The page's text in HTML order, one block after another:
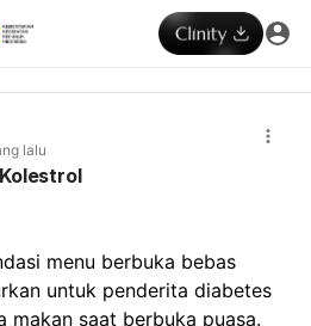
lalu
menu berbuka bebas
untuk penderita diabetes
makan saat berbuka puasa.